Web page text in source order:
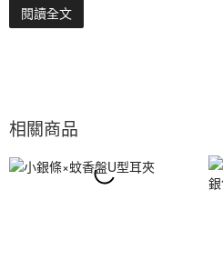
閱讀全文
相關商品